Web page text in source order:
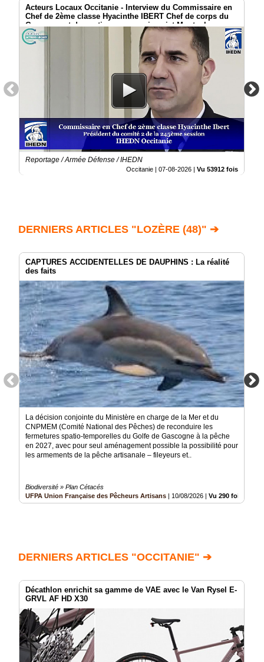
Acteurs Locaux Occitanie - Interview du Commissaire en
Chef de 2ème classe Hyacinthe IBERT Chef de corps du
Groupement de soutien au commissariat Montauban
Reportage / Armée Défense / IHEDN
Occitanie | 07-08-2026 | Vu 53912 fois
DERNIERS ARTICLES "LOZÈRE (48)" ➔
CAPTURES ACCIDENTELLES DE DAUPHINS : La réalité
des faits
La décision conjointe du Ministère en charge de la Mer et du
CNPMEM (Comité National des Pêches) de reconduire les
fermetures spatio-temporelles du Golfe de Gascogne à la pêche
en 2027, avec pour seul aménagement possible la possibilité pour
les armements de la pêche artisanale – fileyeurs et..
Biodiversité » Plan Cétacés
UFPA Union Française des Pêcheurs Artisans | 10/08/2026 | Vu 290 fois
DERNIERS ARTICLES "OCCITANIE" ➔
Décathlon enrichit sa gamme de VAE avec le Van Rysel E-
GRVL AF HD X30